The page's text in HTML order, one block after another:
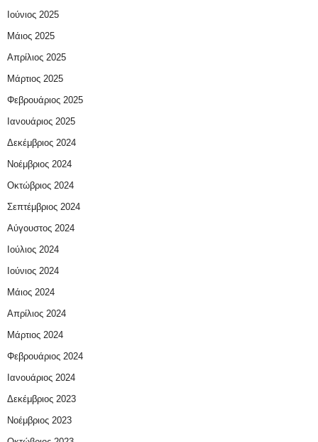
Ιούνιος 2025
Μάιος 2025
Απρίλιος 2025
Μάρτιος 2025
Φεβρουάριος 2025
Ιανουάριος 2025
Δεκέμβριος 2024
Νοέμβριος 2024
Οκτώβριος 2024
Σεπτέμβριος 2024
Αύγουστος 2024
Ιούλιος 2024
Ιούνιος 2024
Μάιος 2024
Απρίλιος 2024
Μάρτιος 2024
Φεβρουάριος 2024
Ιανουάριος 2024
Δεκέμβριος 2023
Νοέμβριος 2023